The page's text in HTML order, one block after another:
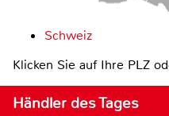
Schweiz
Klicken Sie auf Ihre PLZ
Händler des Tages